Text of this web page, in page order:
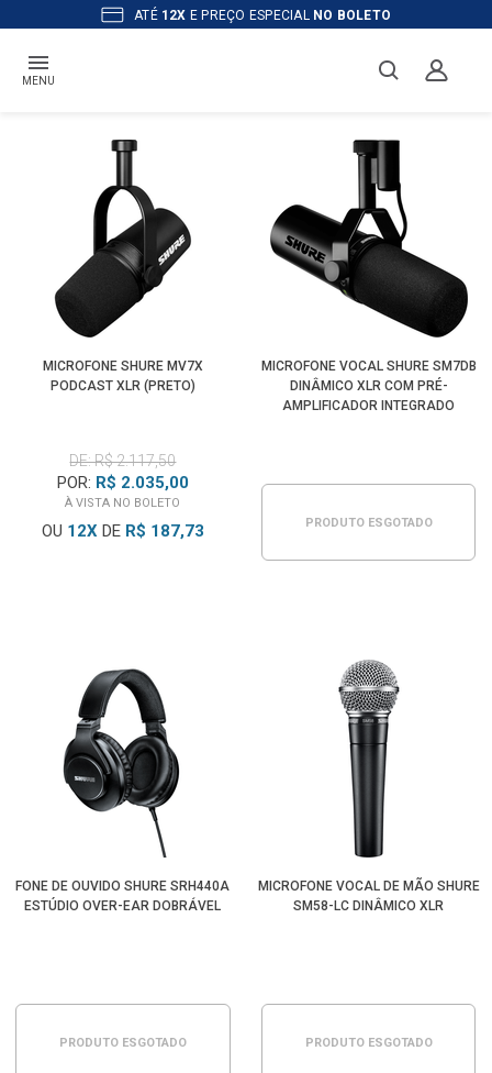
ATÉ 12X E PREÇO ESPECIAL NO BOLETO
MENU
MICROFONE SHURE MV7X
PODCAST XLR (PRETO)
DE: R$ 2.117,50
POR: R$ 2.035,00
À VISTA NO BOLETO
OU 12XDE R$ 187,73
MICROFONE VOCAL SHURE SM7DB
DINÂMICO XLR COM PRÉ-
AMPLIFICADOR INTEGRADO
PRODUTO ESGOTADO
FONE DE OUVIDO SHURE SRH440A
ESTÚDIO OVER-EAR DOBRÁVEL
PRODUTO ESGOTADO
MICROFONE VOCAL DE MÃO SHURE
SM58-LC DINÂMICO XLR
PRODUTO ESGOTADO